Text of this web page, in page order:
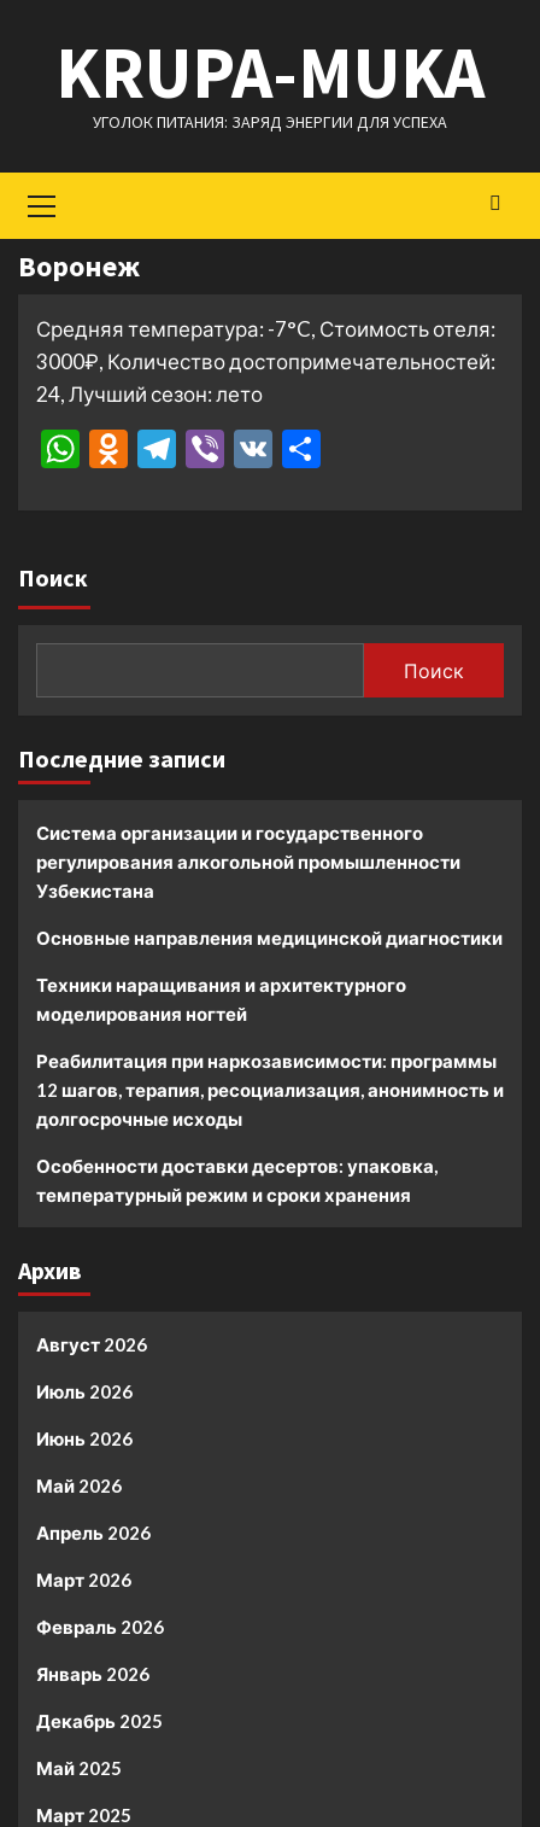
содержимому
KRUPA-MUKA
УГОЛОК ПИТАНИЯ: ЗАРЯД ЭНЕРГИИ ДЛЯ УСПЕХА
меню
Воронеж
Средняя температура: -7°C, Стоимость отеля:
3000₽, Количество достопримечательностей:
24, Лучший сезон: лето
WhatsApp
Odnoklassniki
Telegram
Viber
VK
Поиск
Поиск
Последние записи
Система организации и государственного
регулирования алкогольной промышленности
Узбекистана
Основные направления медицинской диагностики
Техники наращивания и архитектурного
моделирования ногтей
Реабилитация при наркозависимости: программы
12 шагов, терапия, ресоциализация, анонимность и
долгосрочные исходы
Особенности доставки десертов: упаковка,
температурный режим и сроки хранения
Архив
Август 2026
Июль 2026
Июнь 2026
Май 2026
Апрель 2026
Март 2026
Февраль 2026
Январь 2026
Декабрь 2025
Май 2025
Март 2025